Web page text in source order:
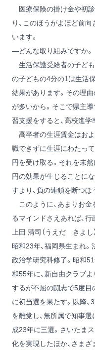
医療保険の掛け金や初
り、このほうがよほど前
います。
―どんな取り組みですか。
生活保護受給者の子ど
の子どもの4分の1は生活
結果があります。その理
が多いから。そこで県主
習支援をすると、高校進
高卒者の生涯賃金はおよ
職できずに生涯にわたっ
円を受け取る。それを未
円の効果が生じることに
すより、負の連鎖を断つほ
このように、あまりお金
るマインドさえあれば、
上田 清司（うえだ きよし
昭和23年、福岡県生まれ
政治学研究科修了。昭和
和55年に、新自由クラブ
するが不屈の闘志で5度目
に初当選を果たす。以降
を離党し、無所属で知事選
成23年に三選。さいたま
化を実現したほか、さま